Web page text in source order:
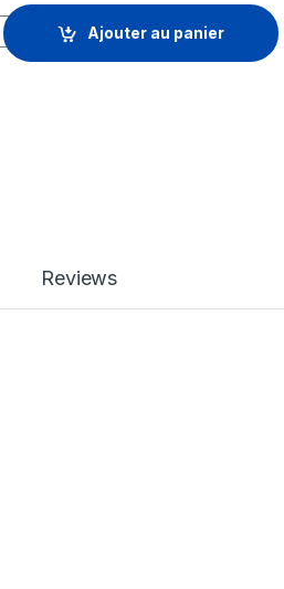
T3-S-12LICS quantity
Ajouter au panier
Reviews